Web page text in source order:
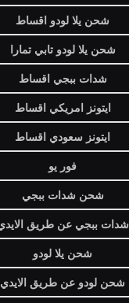
شحن يلا لودو اقساط
شحن يلا لودو تابي تمارا
شدات ببجي اقساط
ايتونز امريكي اقساط
ايتونز سعودي اقساط
فور يو
شحن شدات ببجي
شدات ببجي عن طريق
شحن يلا لودو
شحن لودو عن طريق الايدي